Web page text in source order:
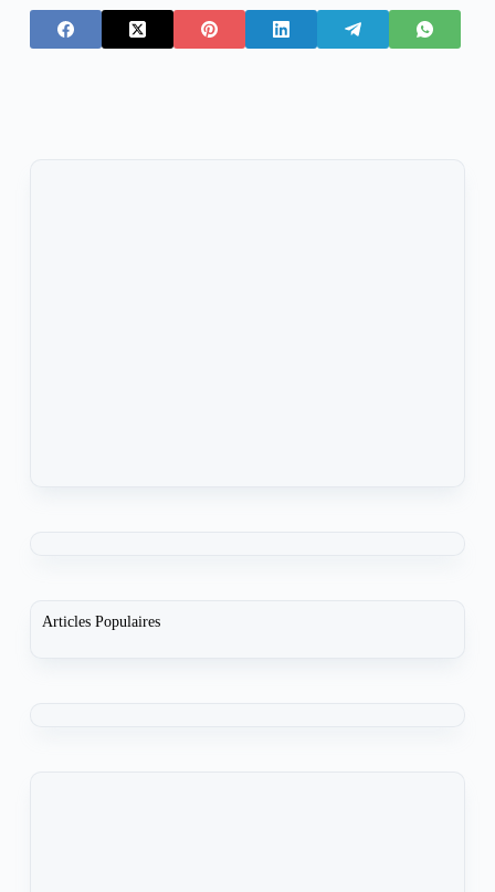
Articles Populaires